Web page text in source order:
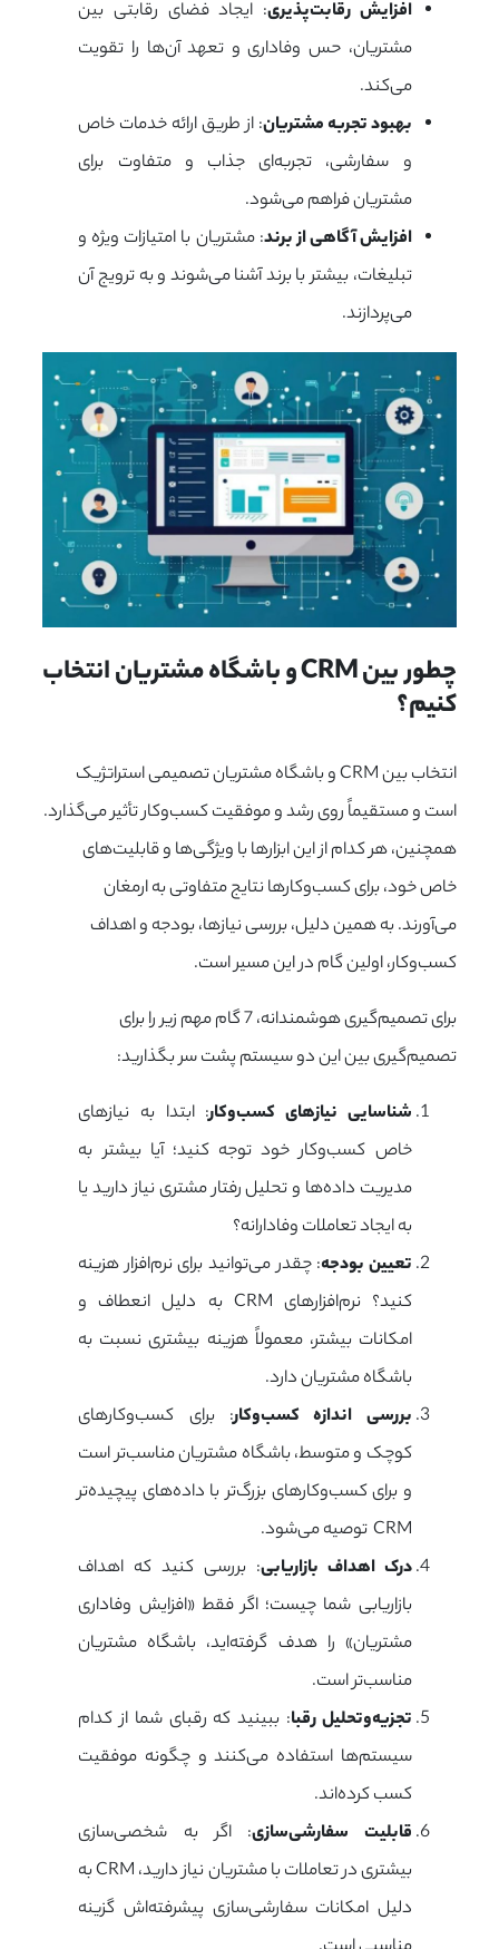
افزایش رقابت‌پذیری: ایجاد فضای رقابتی بین
مشتریان، حس وفاداری و تعهد آن‌ها را تقویت
می‌کند.
بهبود تجربه مشتریان: از طریق ارائه خدمات خاص
و سفارشی، تجربه‌ای جذاب و متفاوت برای
مشتریان فراهم می‌شود.
افزایش آگاهی از برند: مشتریان با امتیازات ویژه و
تبلیغات، بیشتر با برند آشنا می‌شوند و به ترویج آن
می‌پردازند.
چطور بین CRM
کنیم؟
انتخاب بین CRM و باشگاه مشتریان تصمیمی استراتژیک
است و مستقیماً روی رشد و موفقیت کسب‌وکار تأثیر می‌گذارد.
همچنین، هر کدام از این ابزارها با ویژگی‌ها و قابلیت‌های
خاص خود، برای کسب‌وکارها نتایج متفاوتی به ارمغان
می‌آورند. به همین دلیل، بررسی نیازها، بودجه و اهداف
کسب‌وکار، اولین گام در این مسیر است.
برای تصمیم‌گیری هوشمندانه، 7 گام مهم زیر را برای
تصمیم‌گیری بین این دو سیستم پشت سر بگذارید:
شناسایی نیازهای کسب‌وکار: ابتدا به نیازهای
خاص کسب‌وکار خود توجه کنید؛ آیا بیشتر به
مدیریت داده‌ها و تحلیل رفتار مشتری نیاز دارید یا
به ایجاد تعاملات وفادارانه؟
تعیین بودجه: چقدر می‌توانید برای نرم‌افزار هزینه
کنید؟ نرم‌افزارهای CRM به دلیل انعطاف و
امکانات بیشتر، معمولاً هزینه بیشتری نسبت به
باشگاه مشتریان دارد.
بررسی اندازه کسب‌وکار: برای کسب‌وکارهای
کوچک و متوسط، باشگاه مشتریان مناسب‌تر است
و برای کسب‌وکارهای بزرگ‌تر با داده‌های پیچیده‌تر
CRM توصیه می‌شود.
درک اهداف بازاریابی: بررسی کنید که اهداف
بازاریابی شما چیست؛ اگر فقط «افزایش وفاداری
مشتریان» را هدف گرفته‌اید، باشگاه مشتریان
مناسب‌تر است.
تجزیه‌وتحلیل رقبا: ببینید که رقبای شما از کدام
سیستم‌ها استفاده می‌کنند و چگونه موفقیت
کسب کرده‌اند.
قابلیت سفارشی‌سازی: اگر به شخصی‌سازی
بیشتری در تعاملات با مشتریان نیاز دارید، CRM به
دلیل امکانات سفارشی‌سازی پیشرفته‌اش گزینه